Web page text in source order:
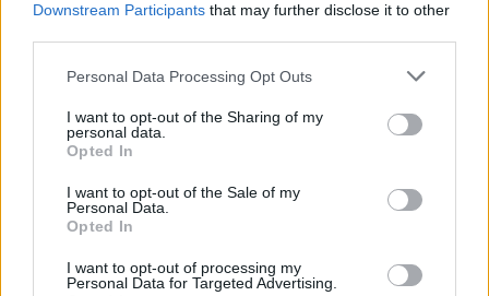
Downstream Participants that may further disclose it to other
Please note that this website/app uses one or more Google
not limited to your visit or usage behaviour. You may click to
grant or deny consent to Google and its third-party tags to
use your data for below specified purposes in below Google
consent section.
Personal Data Processing Opt Outs
I want to opt-out of the Sharing of my
personal data.
Opted In
I want to opt-out of the Sale of my
Personal Data.
Opted In
I want to opt-out of processing my
Personal Data for Targeted Advertising.
Pärast mõningast uurimistööd avastasin, et mitte-
kriitilise arendus- või testimiskeskkonna kiireim
serveris, täpsemalt AxDB andmebaasis.
Esiteks, praeguse oleku kontrollimiseks käivitage
see päring:
SELECT VALUE FROM [AxDB].[dbo].
[SQLSYSTEMVARIABLES]
Kui VALUE on 0, pole hooldusrežiim hetkel lubatud.